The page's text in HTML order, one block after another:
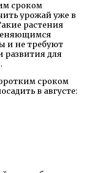
сроком
урожай уже в
растения
и не требуют
развития для
сроком
в августе: